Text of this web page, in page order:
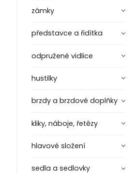
zámky
představce a řidítka
odpružené vidlice
hustilky
brzdy a brzdové doplňky
kliky, náboje, řetězy
hlavové složení
sedla a sedlovky